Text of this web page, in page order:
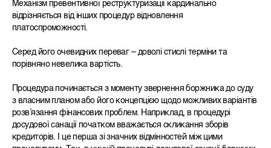
Механізм превентивної реструктуризації кардинально
відрізняється від інших процедур відновлення
платоспроможності.
Серед його очевидних переваг – доволі стислі терміни та
порівняно невелика вартість.
Процедура починається з моменту звернення боржника до суду
з власним планом або його концепцією щодо можливих варіантів
розвʼязання фінансових проблем. Наприклад, в процедурі
досудової санації початком вважається скликання зборів
кредиторів. І це перша зі значних відмінностей між цими